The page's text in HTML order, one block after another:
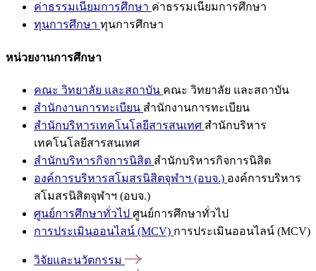
ค่าธรรมเนียมการศึกษา ค่าธรรมเนียมการศึกษา
ทุนการศึกษา ทุนการศึกษา
หน่วยงานการศึกษา
คณะ วิทยาลัย และสถาบัน คณะ วิทยาลัย และสถาบัน
สำนักงานการทะเบียน สำนักงานการทะเบียน
สำนักบริหารเทคโนโลยีสารสนเทศ สำนักบริหาร
เทคโนโลยีสารสนเทศ
สำนักบริหารกิจการนิสิต สำนักบริหารกิจการนิสิต
องค์การบริหารสโมสรนิสิตจุฬาฯ (อบจ.) องค์การบริหาร
สโมสรนิสิตจุฬาฯ (อบจ.)
ศูนย์การศึกษาทั่วไป ศูนย์การศึกษาทั่วไป
การประเมินออนไลน์ (MCV) การประเมินออนไลน์ (MCV)
วิจัยและนวัตกรรม